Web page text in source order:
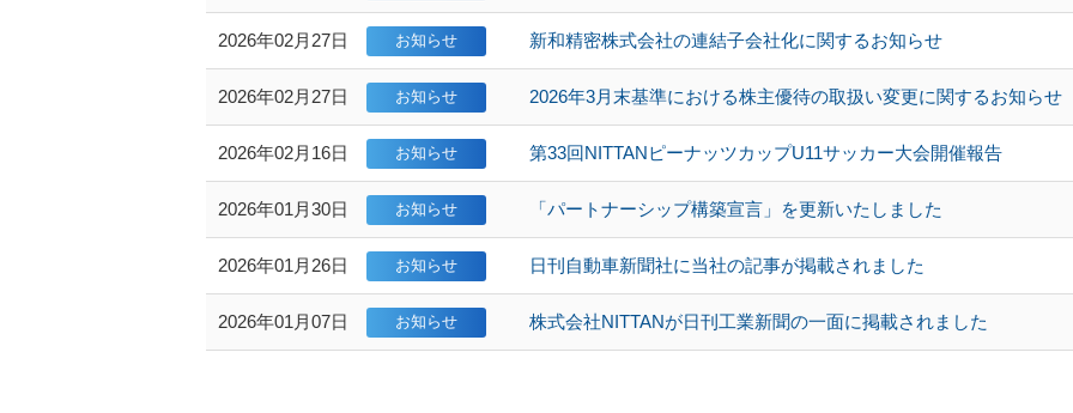
2026年02月27日 新和精密株式会社の連結子会社化に関するお知らせ
2026年02月27日 2026年3月末基準における株主優待の取扱い変更に関するお知らせ
2026年02月16日 第33回NITTANピーナッツカップU11サッカー大会開催報告
2026年01月30日 「パートナーシップ構築宣言」を更新いたしました
2026年01月26日 日刊自動車新聞社に当社の記事が掲載されました
2026年01月07日 株式会社NITTANが日刊工業新聞の一面に掲載されました